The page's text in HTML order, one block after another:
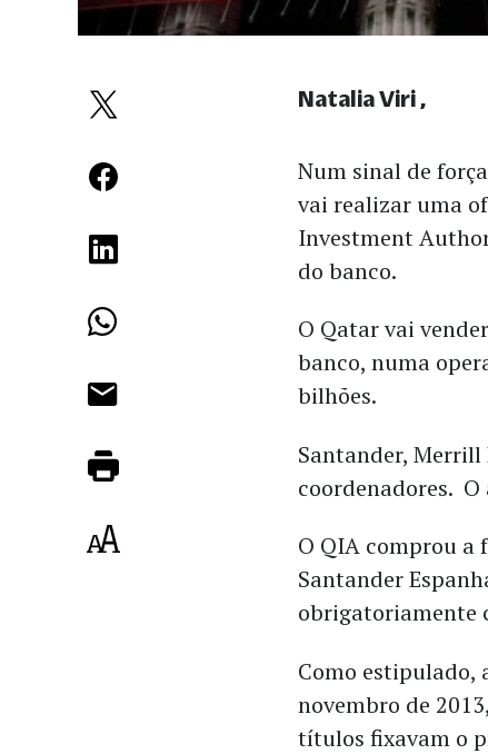
Num sinal de
vai realizar uma
Investment
do banco.
O Qatar vai
banco, numa
bilhões.
Santander, Merrill
coordenadores.
O QIA comprou a
Santander
obrigatoriamente
Como estipulado,
novembro de
títulos fixavam o
Natalia Viri